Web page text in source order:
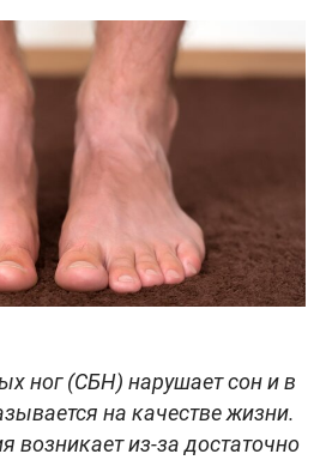
ног (СБН) нарушает сон и в
на качестве жизни.
возникает из-за достаточно